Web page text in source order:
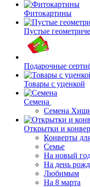
Фитокартины
Пустые
Подарочные
Товары с уценкой
Семена
Семена
Открытки и
Конверты
Семье
На новый
На день
Любимым
На 8 марта